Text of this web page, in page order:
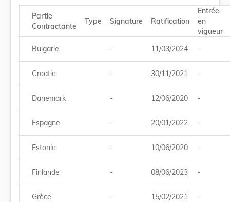
Partie
Contractante
Type Signature Ratification
Entrée
en
vigueur
Bulgarie
- 11/03/2024 -
Croatie - 30/11/2021 -
Danemark - 12/06/2020 -
Espagne - 20/01/2022 -
Estonie - 10/06/2020 -
Finlande - 08/06/2023 -
Grèce - 15/02/2021 -